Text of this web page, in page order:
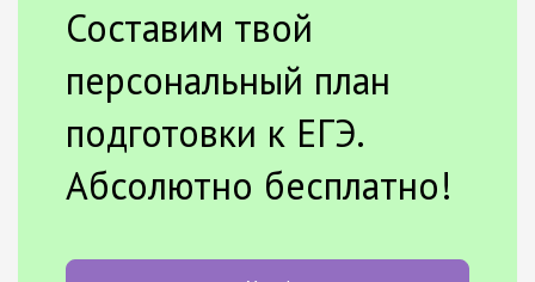
Составим твой
персональный план
подготовки к ЕГЭ.
Абсолютно бесплатно!